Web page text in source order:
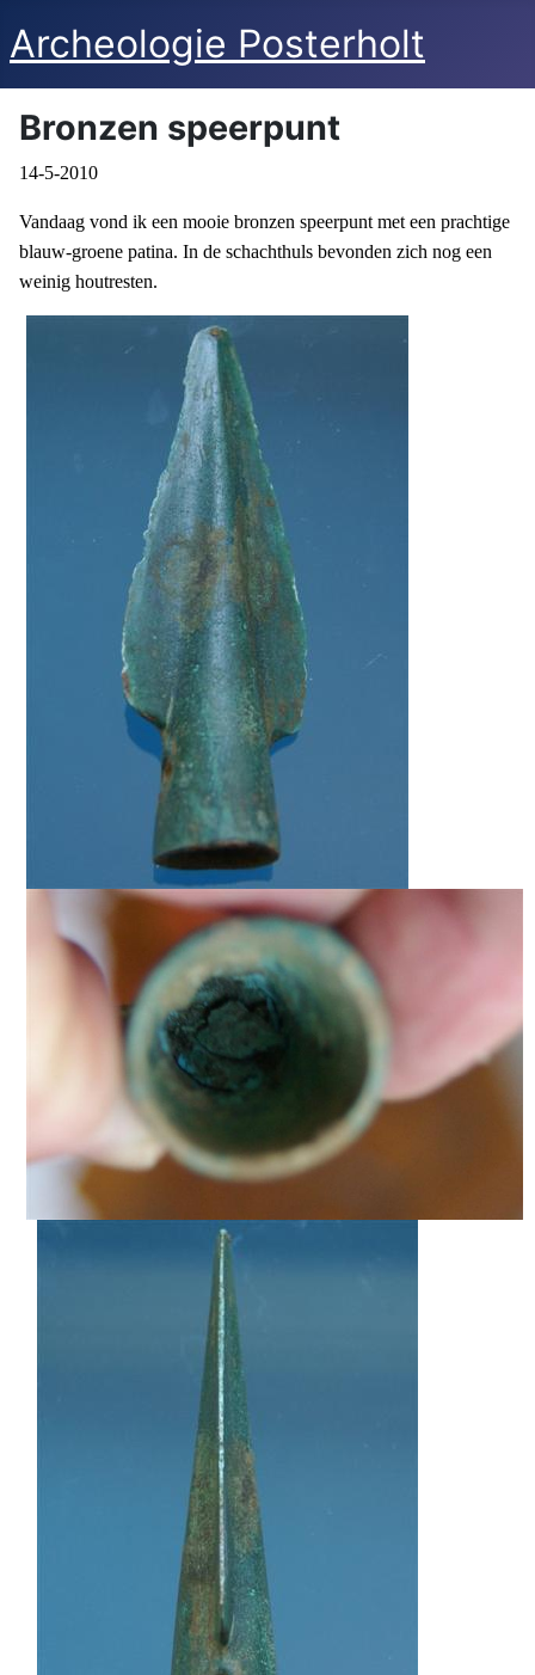
Archeologie Posterholt
Bronzen speerpunt
14-5-2010
Vandaag vond ik een mooie bronzen speerpunt met een prachtige
blauw-groene patina. In de schachthuls bevonden zich nog een
weinig houtresten.